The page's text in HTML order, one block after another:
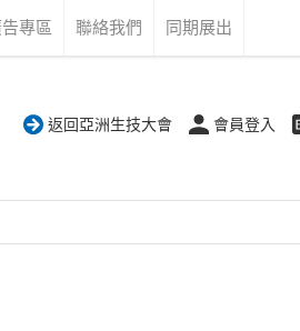
專區 聯絡我們 同期展出
返回亞洲生技大會 會員登入